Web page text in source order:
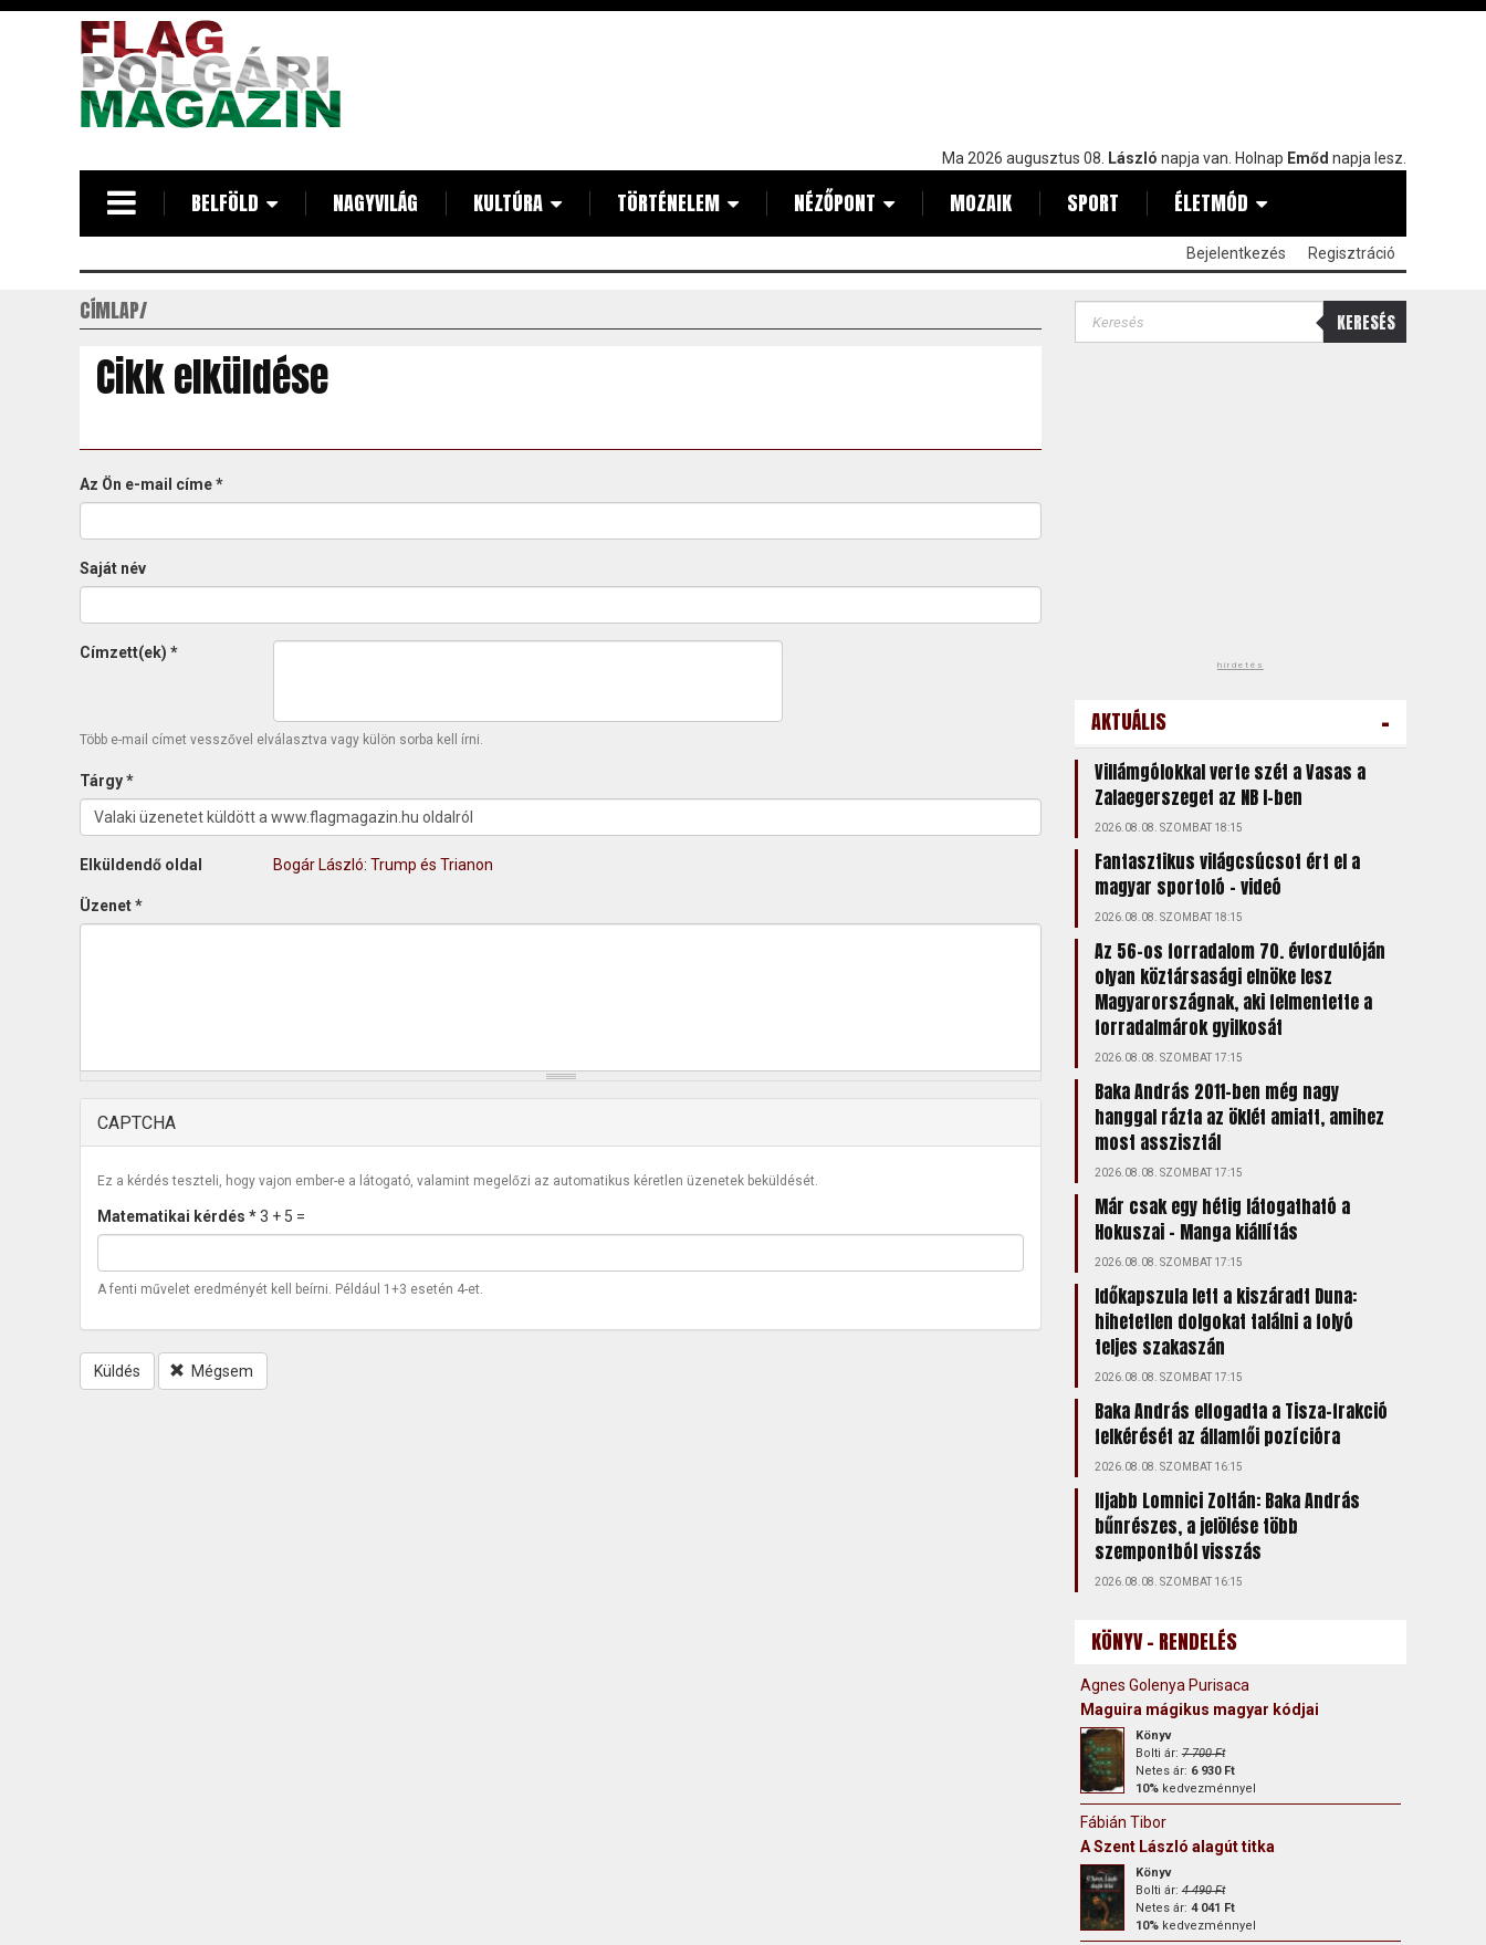
Ma 2026 augusztus 08. László napja van. Holnap Emőd napja lesz.
BELFÖLD NAGYVILÁG KULTÚRA TÖRTÉNELEM NÉZŐPONT MOZAIK SPORT ÉLETMÓD
Bejelentkezés Regisztráció
CÍMLAP
Cikk elküldése
Az Ön e-mail címe*
Saját név
Címzett(ek) *
Több e-mail címet vesszővel elválasztva vagy külön sorba kell írni.
Tárgy*
Elküldendő oldal Bogár László: Trump és Trianon
Üzenet*
CAPTCHA
Ez a kérdés teszteli, hogy vajon ember-e a látogató, valamint megelőzi az automatikus kéretlen üzenetek beküldését.
Matematikai kérdés *3 + 5 =
A fenti művelet eredményét kell beírni. Például 1+3 esetén 4-et.
Küldés Mégsem
KERESÉS
hirdetés
AKTUÁLIS -
Villámgólokkal verte szét a Vasas a
Zalaegerszeget az NB I-ben
2026.08.08. SZOMBAT 18:15
Fantasztikus világcsúcsot ért el a
magyar sportoló - videó
2026.08.08. SZOMBAT 18:15
Az 56-os forradalom 70. évfordulóján
olyan köztársasági elnöke lesz
Magyarországnak, aki felmentette a
forradalmárok gyilkosát
2026.08.08. SZOMBAT 17:15
Baka András 2011-ben még nagy
hanggal rázta az öklét amiatt, amihez
most asszisztál
2026.08.08. SZOMBAT 17:15
Már csak egy hétig látogatható a
Hokuszai – Manga kiállítás
2026.08.08. SZOMBAT 17:15
Időkapszula lett a kiszáradt Duna:
hihetetlen dolgokat találni a folyó
teljes szakaszán
2026.08.08. SZOMBAT 17:15
Baka András elfogadta a Tisza-frakció
felkérését az államfői pozícióra
2026.08.08. SZOMBAT 16:15
Ifjabb Lomnici Zoltán: Baka András
bűnrészes, a jelölése több
szempontból visszás
2026.08.08. SZOMBAT 16:15
KÖNYV - RENDELÉS
Agnes Golenya Purisaca
Maguira mágikus magyar kódjai
Könyv
Bolti ár:7 700 Ft
Netes ár: 6 930 Ft
10%kedvezménnyel
Fábián Tibor
A Szent László alagút titka
Könyv
Bolti ár:4 490 Ft
Netes ár: 4 041 Ft
10%kedvezménnyel